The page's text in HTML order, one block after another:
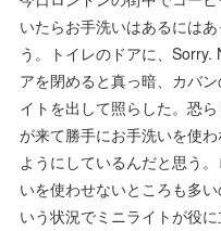
いたらお手洗いはあるには
う。トイレのドアに、
アを閉めると真っ暗、カバ
イトを出して照らした。恐
が来て勝手にお手洗いを使
ようにしているんだと思う
いを使わせないところも多
いう状況でミニライトが役